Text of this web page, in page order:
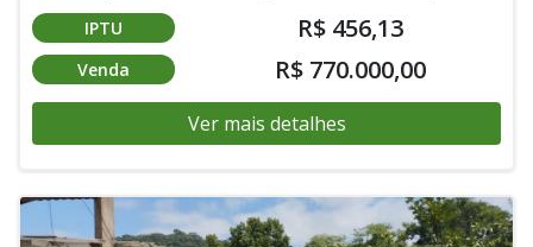
IPTU R$ 456,13
Venda R$ 770.000,00
Ver mais detalhes